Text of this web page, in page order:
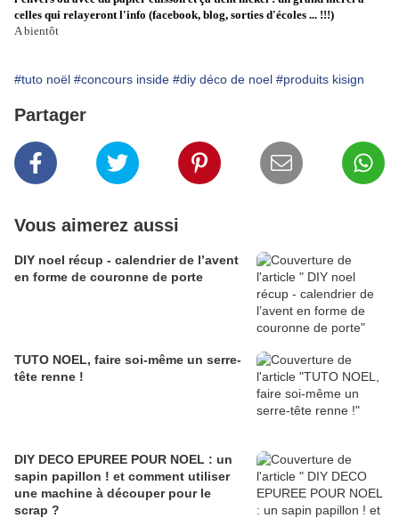
celles qui relayeront l'info (facebook, blog, sorties d'écoles ... !!!)
A bientôt
#tuto noël #concours inside #diy déco de noel #produits kisign
Partager
Vous aimerez aussi
DIY noel récup - calendrier de l’avent
en forme de couronne de porte
TUTO NOEL, faire soi-même un serre-
tête renne !
DIY DECO EPUREE POUR NOEL : un
sapin papillon ! et comment utiliser
une machine à découper pour le
scrap ?